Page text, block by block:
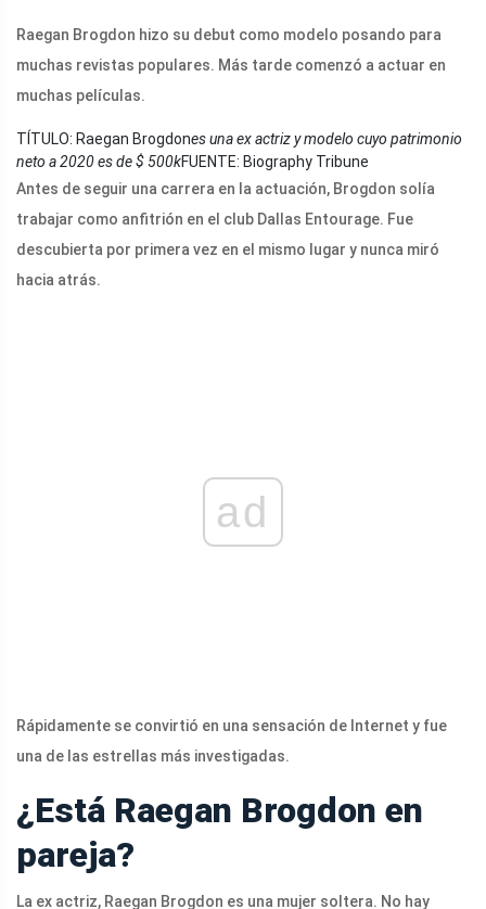
Raegan Brogdon hizo su debut como modelo posando para
muchas revistas populares. Más tarde comenzó a actuar en
muchas películas.
TÍTULO: Raegan Brogdones una ex actriz y modelo cuyo patrimonio
neto a 2020 es de $ 500kFUENTE: Biography Tribune
Antes de seguir una carrera en la actuación, Brogdon solía
trabajar como anfitrión en el club Dallas Entourage. Fue
descubierta por primera vez en el mismo lugar y nunca miró
hacia atrás.
ad
Rápidamente se convirtió en una sensación de Internet y fue
una de las estrellas más investigadas.
¿Está Raegan Brogdon en
pareja?
La ex actriz, Raegan Brogdon es una mujer soltera. No hay